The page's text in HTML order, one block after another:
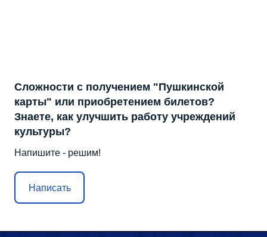
Сложности с получением "Пушкинской
карты" или приобретением билетов?
Знаете, как улучшить работу учреждений
культуры?
Напишите - решим!
Написать